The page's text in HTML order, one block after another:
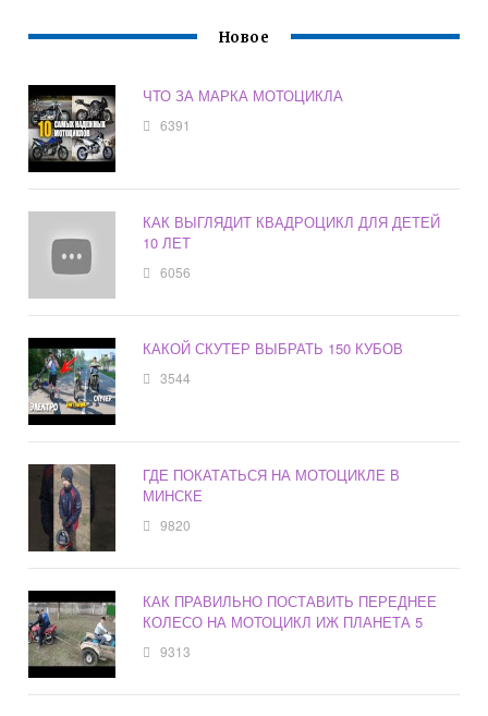
Новое
ЧТО ЗА МАРКА МОТОЦИКЛА
6391
КАК ВЫГЛЯДИТ КВАДРОЦИКЛ ДЛЯ ДЕТЕЙ
10 ЛЕТ
6056
КАКОЙ СКУТЕР ВЫБРАТЬ 150 КУБОВ
3544
ГДЕ ПОКАТАТЬСЯ НА МОТОЦИКЛЕ В
МИНСКЕ
9820
КАК ПРАВИЛЬНО ПОСТАВИТЬ ПЕРЕДНЕЕ
КОЛЕСО НА МОТОЦИКЛ ИЖ ПЛАНЕТА 5
9313